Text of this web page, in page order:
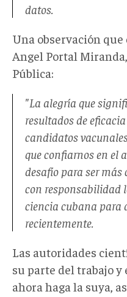
datos.
Una observación que
Angel Portal
Pública:
"La alegría que
resultados de
candidatos
que confiarnos en el
desafío para ser
con responsabilidad
ciencia cubana para
recientemente.
Las autoridades
su parte del trabajo y
ahora haga la suya,